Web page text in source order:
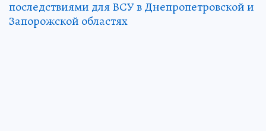
последствиями для ВСУ в Днепропетровской и
Запорожской областях